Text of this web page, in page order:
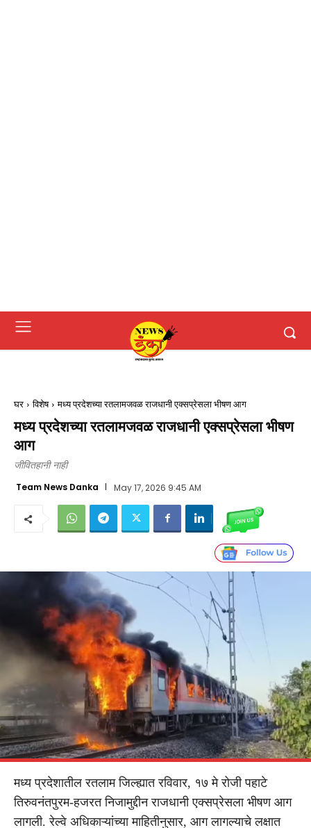
घर विशेष मध्य प्रदेशच्या रतलामजवळ राजधानी एक्सप्रेसला भीषण आग
मध्य प्रदेशच्या रतलामजवळ राजधानी एक्सप्रेसला भीषण
आग
जीवितहानी नाही
Team News Danka May 17, 2026 9:45 AM
मध्य प्रदेशातील रतलाम जिल्ह्यात रविवार, १७ मे रोजी पहाटे
तिरुवनंतपुरम-हजरत निजामुद्दीन राजधानी एक्सप्रेसला भीषण आग
लागली. रेल्वे अधिकाऱ्यांच्या माहितीनुसार, आग लागल्याचे लक्षात